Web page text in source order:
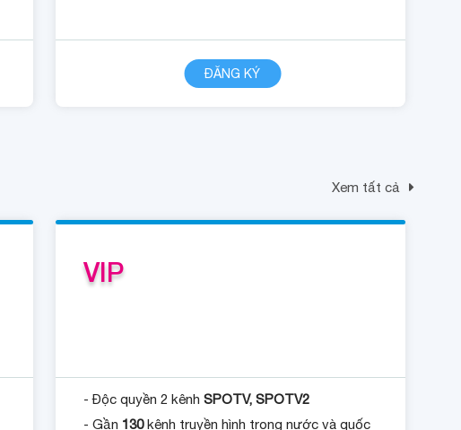
ĐĂNG KÝ
CHI TIẾT
Xem tất cả
VIP
- Độc quyền 2 kênhSPOTV, SPOTV2
- Gần 130kênh truyền hình trong nước và quốc